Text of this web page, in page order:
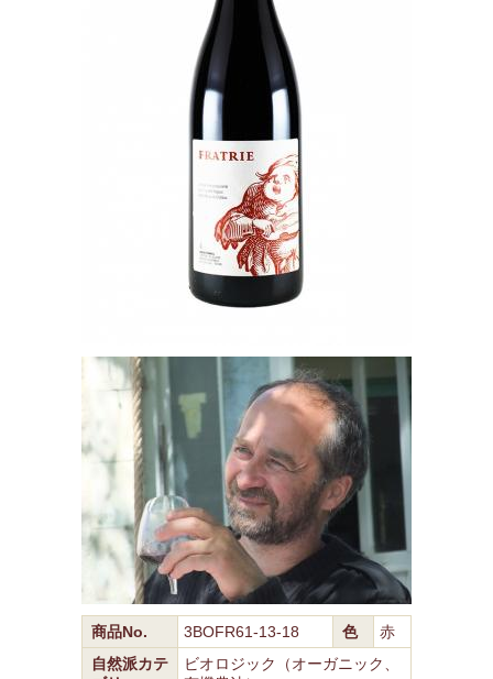
商品No. 3BOFR61-13-18 色
赤
自然派カテ
ビオロジック（オーガニック、